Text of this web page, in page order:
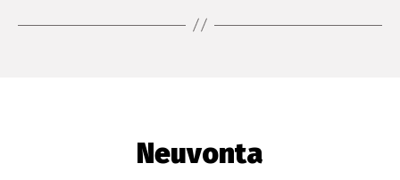
Neuvonta